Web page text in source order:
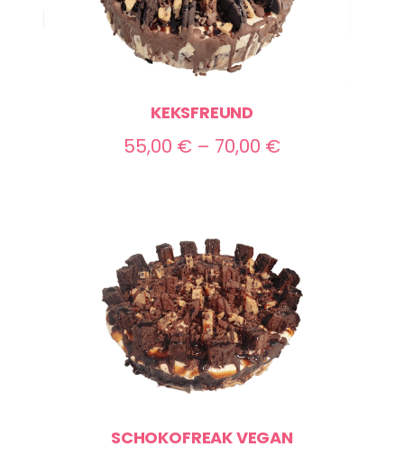
KEKSFREUND
55,00 € – 70,00 €Preisspanne:
SCHOKOFREAK VEGAN